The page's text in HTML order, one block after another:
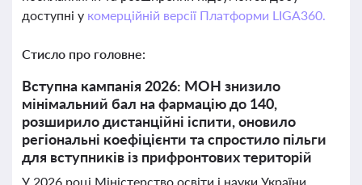
доступні у комерційній версії Платформи LIGA360.
Стисло про головне:
Вступна кампанія 2026: МОН знизило
мінімальний бал на фармацію до 140,
розширило дистанційні іспити, оновило
регіональні коефіцієнти та спростило пільги
для вступників із прифронтових територій
У 2026 році Міністерство освіти і науки України